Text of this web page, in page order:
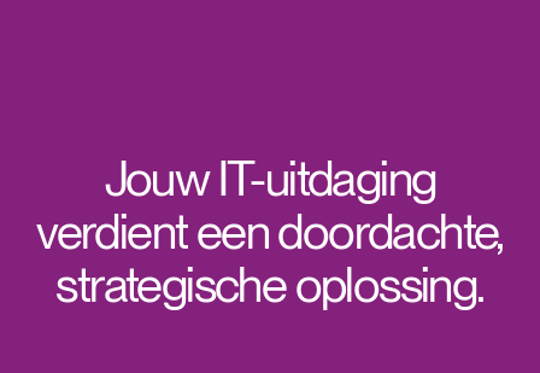
Jouw IT-uitdaging
verdient een doordachte,
strategische oplossing.